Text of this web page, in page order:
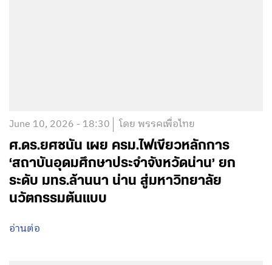
June 10, 2026 - 18:30 โดย พรรคเพื่อไทย
ศ.ดร.ยศชนัน เผย ครม.ไฟเขียวหลักการ
‘สถาบันอุดมศึกษาประจำจังหวัดน่าน’ ยก
ระดับ มทร.ล้านนา น่าน สู่มหาวิทยาลัย
นวัตกรรมต้นแบบ
อ่านต่อ